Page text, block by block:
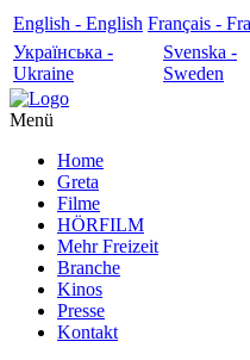
English - English Français -
Українська -
Ukraine
Svenska -
Sweden
Menü
Home
Greta
Filme
HÖRFILM
Mehr Freizeit
Branche
Kinos
Presse
Kontakt